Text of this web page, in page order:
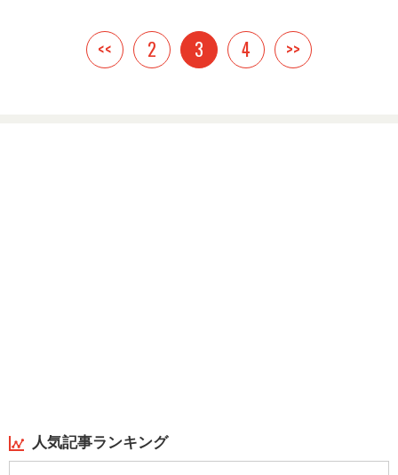
<< 2 3 4 >>
人気記事ランキング